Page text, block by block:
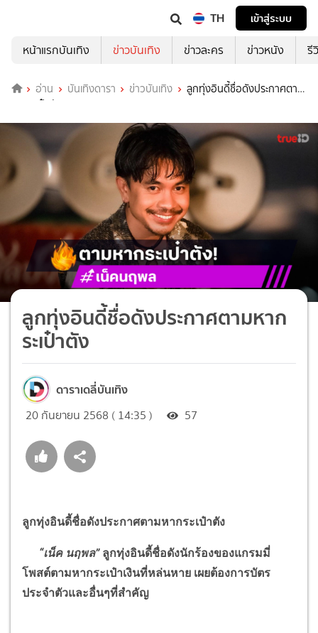
TH
เข้าสู่ระบบ
หน้าแรกบันเทิง
ข่าวบันเทิง ข่าวละคร ข่าวหนัง รี
อ่าน บันเทิงดารา ข่าวบันเทิง
ลูกทุ่งอินดี้ชื่อดังประกาศตาม
หากระเป๋าตัง
ลูกทุ่งอินดี้ชื่อดังประกาศตามหาก
ระเป๋าตัง
ดาราเดลี่บันเทิง
20 กันยายน 2568 ( 14:35 ) 57
ลูกทุ่งอินดี้ชื่อดังประกาศตามหากระเป๋าตัง
“เน็ค นฤพล” ลูกทุ่งอินดี้ชื่อดังนักร้องของแกรมมี่
โพสต์ตามหากระเป๋าเงินที่หล่นหาย เผยต้องการบัตร
ประจำตัวและอื่นๆที่สำคัญ